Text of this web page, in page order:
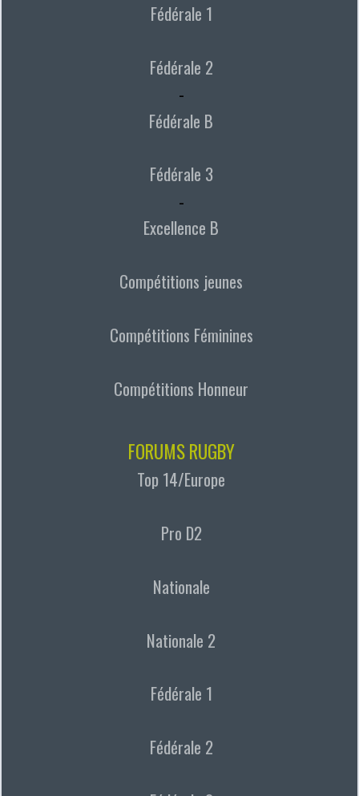
Fédérale 1
Fédérale 2
-
Fédérale B
Fédérale 3
-
Excellence B
Compétitions jeunes
Compétitions Féminines
Compétitions Honneur
FORUMS RUGBY
Top 14/Europe
Pro D2
Nationale
Nationale 2
Fédérale 1
Fédérale 2